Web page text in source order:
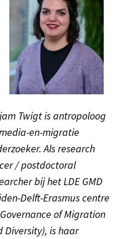
Twigt is antropoloog
en-migratie
Als research
/ postdoctoral
bij het LDE GMD
Delft-Erasmus centre
of Migration
Diversity), is haar